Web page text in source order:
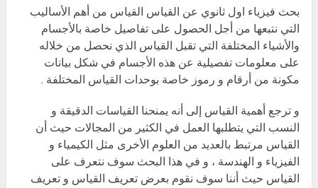
بحث فيزياء اول ثانوي عن القياس القياس من أهم الأساليب
التي نتبعها من أجل الحصول على تفاصيل خاصة بالأجسام
والأشياء المختلفة التي تقبل القياس الذي نحصل من خلاله
على معلومات تفصيلية عن هذه الأجسام في شكل بيانات
مكونة من أرقام و رموز خاصة بوحدات القياس المختلفة .
و ترجع أهمية القياس إلى أنه يمنحنا القياسات الدقيقة و
النسب التي يتطلبها العمل في الكثير من المجالات حيث أن
القياس مرتبط بالعديد من العلوم الأخرى مثل الكيمياء و
الفيزياء و الهندسة ، و في هذا البحث سوف نتعرف على
القياس حيث أننا سوف نقوم بعرض تعريف القياس و تعريف